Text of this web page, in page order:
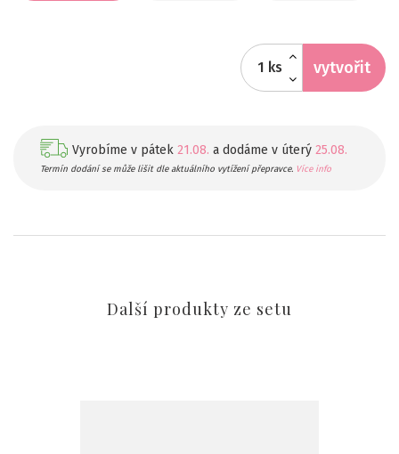
ks vytvořit
Vyrobíme v pátek 21.08. a dodáme v úterý 25.08.
Termín dodání se může lišit dle aktuálního vytížení přepravce. Více info
Další produkty ze setu